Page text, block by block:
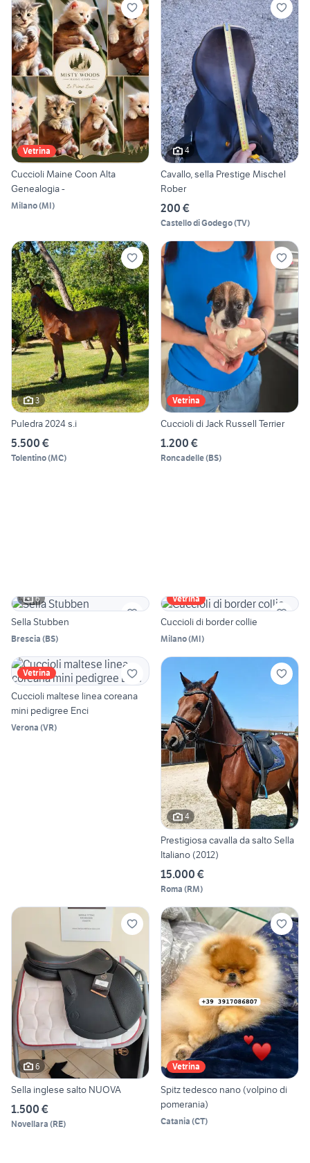
Vetrina
Cuccioli Maine Coon Alta
Genealogia -
Milano(MI)
4
Cavallo, sella Prestige Mischel
Rober
200 €
Castello di Godego(TV)
3
Puledra 2024 s.i
5.500 €
Tolentino(MC)
Vetrina
Cuccioli di Jack Russell Terrier
1.200 €
Roncadelle(BS)
6
Sella Stubben
Brescia (BS)
Vetrina
Cuccioli di border collie
Milano(MI)
Vetrina
Cuccioli maltese linea coreana
mini pedigree Enci
Verona (VR)
4
Prestigiosa cavalla da salto Sella
Italiano (2012)
15.000 €
Roma (RM)
6
Sella inglese salto NUOVA
1.500 €
Novellara (RE)
Vetrina
Spitz tedesco nano (volpino di
pomerania)
Catania (CT)